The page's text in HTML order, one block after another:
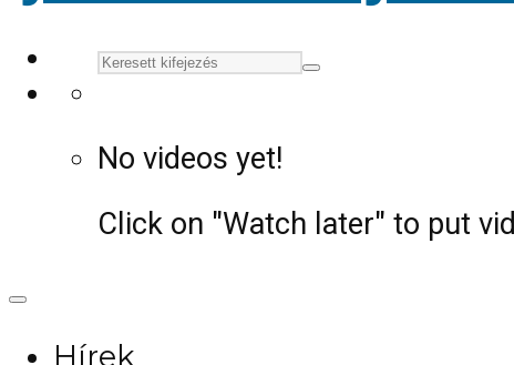
No videos yet!
Click on "Watch later" to put
Hírek